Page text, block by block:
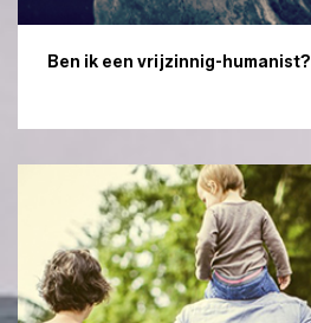
Ben ik een vrijzinnig-humanist?